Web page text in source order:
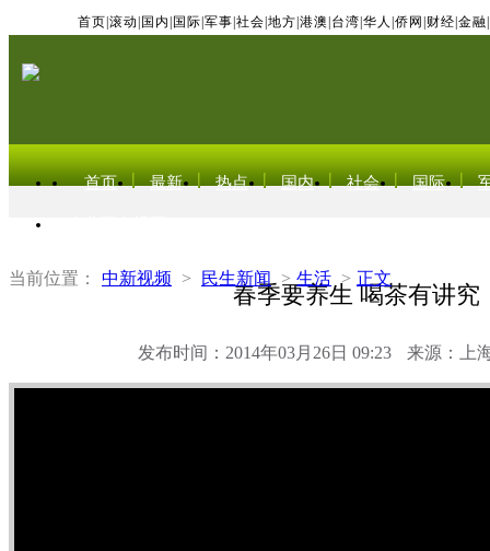
首页 滚动 国内 国际 军事 社会 地方 港澳 台湾 华人 侨网 财经 金融
首页 最新 热点 国内 社会 国际
当前位置： 中新视频 > 民生新闻 > 生活 > 正文
春季要养生 喝茶有讲究
发布时间：2014年03月26日 09:23 来源：上